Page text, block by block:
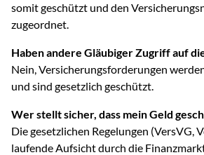
somit geschützt und den
zugeordnet.
Haben andere Gläubiger Zugriff auf
Nein, Versicherungsforderungen
und sind gesetzlich geschützt.
Wer stellt sicher, dass mein Geld
Die gesetzlichen Regelungen (VersVG,
laufende Aufsicht durch die